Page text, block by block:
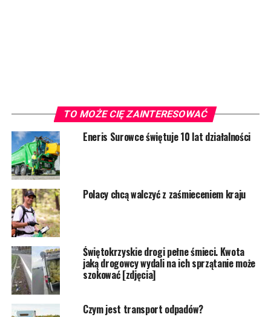
TO MOŻE CIĘ ZAINTERESOWAĆ
Eneris Surowce świętuje 10 lat działalności
Polacy chcą walczyć z zaśmieceniem kraju
Świętokrzyskie drogi pełne śmieci. Kwota
jaką drogowcy wydali na ich sprzątanie może
szokować [zdjęcia]
Czym jest transport odpadów?